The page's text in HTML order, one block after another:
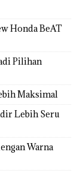
Honda BeAT
Pilihan
Maksimal
Lebih Seru
Warna